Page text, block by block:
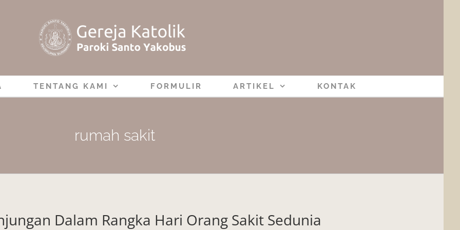
TENTANG KAMI FORMULIR ARTIKEL KONTAK
rumah sakit
Dalam Rangka Hari Orang Sakit Sedunia